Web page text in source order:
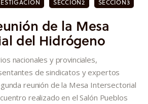
SECCION2 SECCION3
de la Mesa
del Hidrógeno
nacionales y provinciales,
de sindicatos y expertos
reunión de la Mesa Intersectorial
realizado en el Salón Pueblos